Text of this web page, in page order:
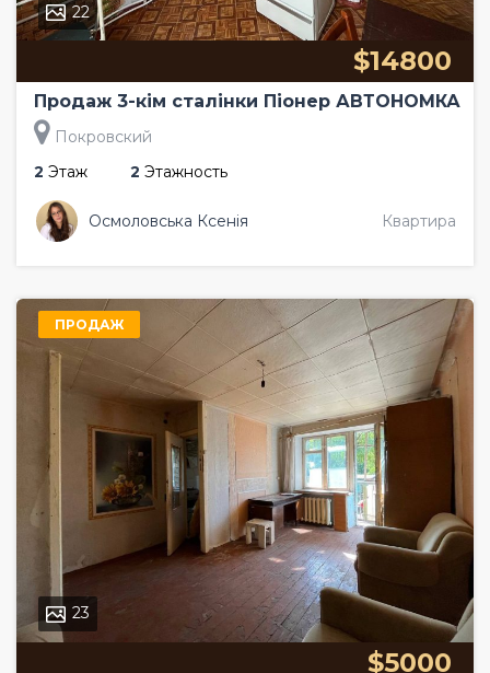
22
$14800
Продаж 3-кім сталінки Піонер АВТОНОМКА
Покровский
2 Этаж 2 Этажность
Осмоловська Ксенія Квартира
ПРОДАЖ
23
$5000